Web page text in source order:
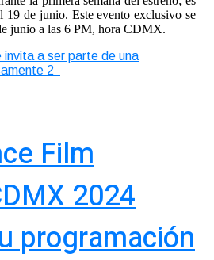
19 de junio. Este evento exclusivo se
junio a las 6 PM, hora CDMX.
invita a ser parte de una
2
Film
2024
programación